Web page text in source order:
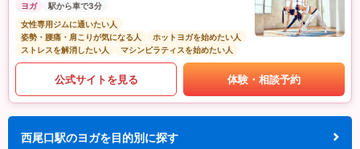
ヨガ
駅から車で3分
女性専用ジムに通いたい人
姿勢・腰痛・肩こりが気になる人
ホットヨガを始めたい人
ストレスを解消したい人
マシンピラティスを始めたい人
公式サイトを見る 体験・相談予約
西尾口駅のヨガを目的別に探す